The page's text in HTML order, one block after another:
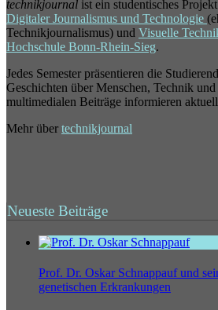
technikjournal ist ein studentisches
Digitaler Journalismus und Technologie
Technikjournalismus) und Visuelle
Hochschule Bonn-Rhein-Sieg.
Jedes Semester präsentieren die
Geschichten über Menschen, Technik
multimedialen Beiträge informieren
Mehr über technikjournal
Neueste Beiträge
Prof. Dr. Oskar Schnappauf und
genetischen Erkrankungen